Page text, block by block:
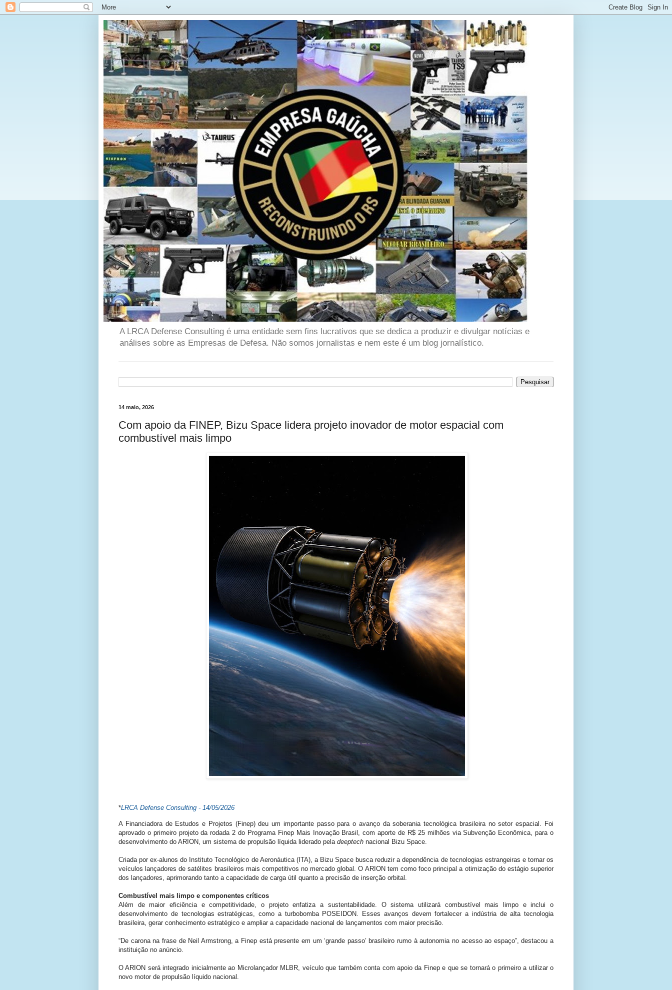
A LRCA Defense Consulting é uma entidade sem fins lucrativos que se dedica a produzir e divulgar notícias e
análises sobre as Empresas de Defesa. Não somos jornalistas e nem este é um blog jornalístico.
14 maio, 2026
Com apoio da FINEP, Bizu Space lidera projeto inovador de motor espacial com
combustível mais limpo
*LRCA Defense Consulting - 14/05/2026
A Financiadora de Estudos e Projetos (Finep) deu um importante passo para o avanço da soberania tecnológica brasileira no setor espacial. Foi
aprovado o primeiro projeto da rodada 2 do Programa Finep Mais Inovação Brasil, com aporte de R$ 25 milhões via Subvenção Econômica, para o
desenvolvimento do ARION, um sistema de propulsão líquida liderado pela deeptech nacional Bizu Space.
Criada por ex-alunos do Instituto Tecnológico de Aeronáutica (ITA), a Bizu Space busca reduzir a dependência de tecnologias estrangeiras e tornar os
veículos lançadores de satélites brasileiros mais competitivos no mercado global. O ARION tem como foco principal a otimização do estágio superior
dos lançadores, aprimorando tanto a capacidade de carga útil quanto a precisão de inserção orbital.
Combustível mais limpo e componentes críticos
Além de maior eficiência e competitividade, o projeto enfatiza a sustentabilidade. O sistema utilizará combustível mais limpo e inclui o
desenvolvimento de tecnologias estratégicas, como a turbobomba POSEIDON. Esses avanços devem fortalecer a indústria de alta tecnologia
brasileira, gerar conhecimento estratégico e ampliar a capacidade nacional de lançamentos com maior precisão.
“De carona na frase de Neil Armstrong, a Finep está presente em um ‘grande passo’ brasileiro rumo à autonomia no acesso ao espaço”, destacou a
instituição no anúncio.
O ARION será integrado inicialmente ao Microlançador MLBR, veículo que também conta com apoio da Finep e que se tornará o primeiro a utilizar o
novo motor de propulsão líquido nacional.